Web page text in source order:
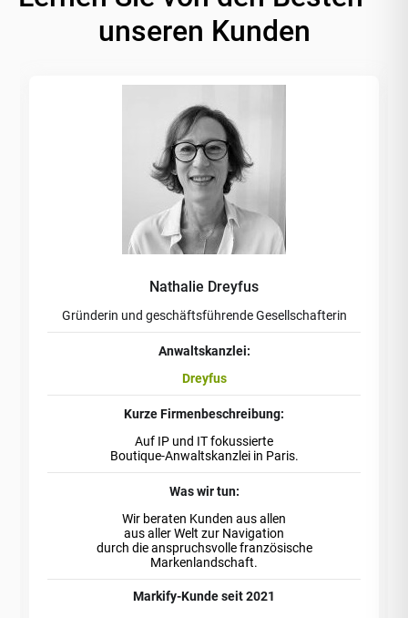
unseren Kunden
Nathalie Dreyfus
Gründerin und geschäftsführende Gesellschafterin
Anwaltskanzlei:
Dreyfus
Kurze Firmenbeschreibung:
Auf IP und IT fokussierte
Boutique-Anwaltskanzlei in Paris.
Was wir tun:
Wir beraten Kunden aus allen
aus aller Welt zur Navigation
durch die anspruchsvolle französische
Markenlandschaft.
Markify-Kunde seit 2021